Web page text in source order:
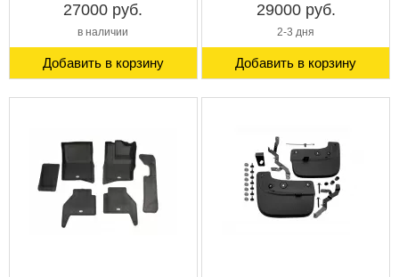
27000 руб.
в наличии
Добавить в корзину
29000 руб.
2-3 дня
Добавить в корзину